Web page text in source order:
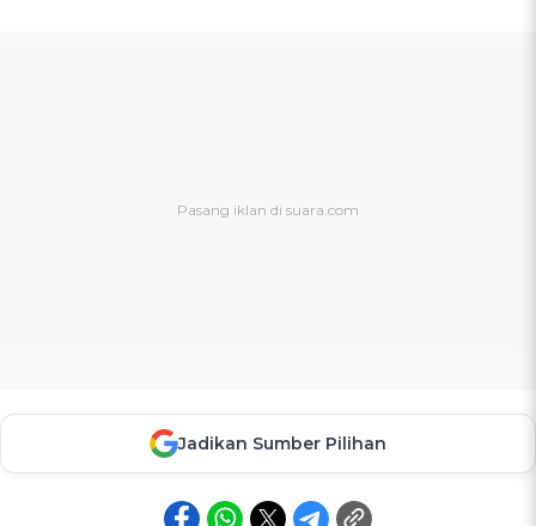
Jadikan Sumber Pilihan